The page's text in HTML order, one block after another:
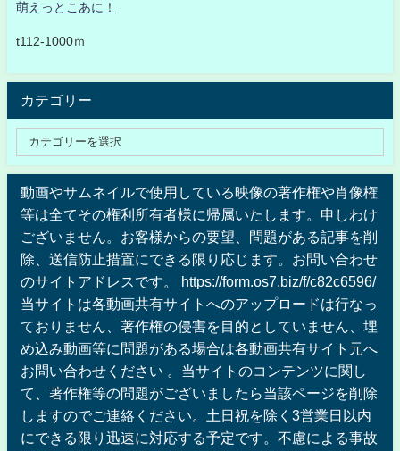
萌えっとこあに！
t112-1000ｍ
カテゴリー
動画やサムネイルで使用している映像の著作権や肖像権
等は全てその権利所有者様に帰属いたします。申しわけ
ございません。お客様からの要望、問題がある記事を削
除、送信防止措置にできる限り応じます。お問い合わせ
のサイトアドレスです。 https://form.os7.biz/f/c82c6596/
当サイトは各動画共有サイトへのアップロードは行なっ
ておりません、著作権の侵害を目的としていません、埋
め込み動画等に問題がある場合は各動画共有サイト元へ
お問い合わせください 。当サイトのコンテンツに関し
て、著作権等の問題がございましたら当該ページを削除
しますのでご連絡ください。土日祝を除く3営業日以内
にできる限り迅速に対応する予定です。不慮による事故